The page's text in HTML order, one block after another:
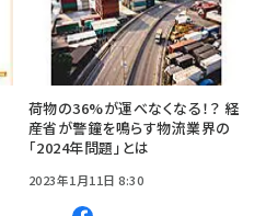
荷物の36%が運べなくなる！？ 経
産省が警鐘を鳴らす物流業界の
「2024年問題」とは
2023年1月11日 8:30